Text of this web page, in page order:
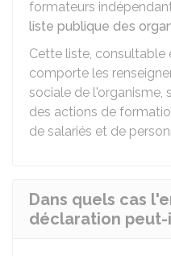
formateurs
liste publique des
Cette liste, consultable
comporte les
sociale de l'organisme,
des actions de
de salariés et de
Dans quels cas
déclaration